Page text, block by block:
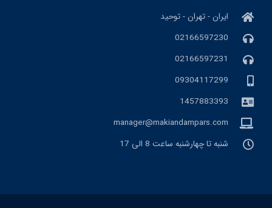
ایران - تهران - توحید
02166597230
02166597231
09304117299
1457883393
manager@makiandampars.com
شنبه تا چهارشنبه ساعت 8 الی 17